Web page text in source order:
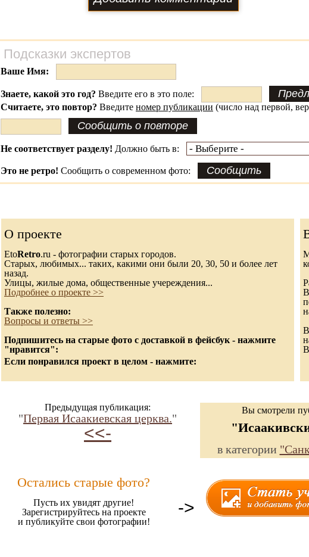
Подсказки экспертов
Ваше Имя:
Знаете, какой это год? Введите его в это поле:
Считаете, это повтор? Введите номер публикации (число над первой,
Не соответствует разделу! Должно быть в:
Это не ретро! Сообщить о современном фото:
О проекте
EtoRetro.ru - фотографии старых городов.
Старых, любимых... таких, какими они были 20, 30, 50 и более лет
назад.
Улицы, жилые дома, общественные учереждения...
Подробнее о проекте >>
Также полезно:
Вопросы и ответы >>
Подпишитесь на старые фото с доставкой в фейсбук - нажмите
"нравится":
Если понравился проект в целом - нажмите:
Предыдущая публикация:
"Первая Исаакиевская церква."
<<-
Вы смотрели
в категории
Остались старые фото?
Пусть их увидят другие!
Зарегистрируйтесь на проекте
и публикуйте свои фотографии!
->